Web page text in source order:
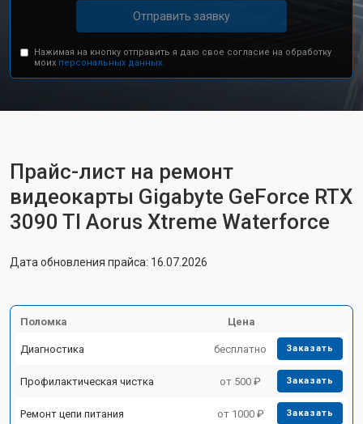
Отправить заявку
Нажимая на кнопку отправить я даю свое согласие на обработку
моих персональных данных.
Прайс-лист на ремонт
видеокарты Gigabyte GeForce RTX
3090 TI Aorus Xtreme Waterforce
Дата обновления прайса: 16.07.2026
Поломка Цена
Диагностика бесплатно Заказать
Профилактическая чистка от 500 ₽ Заказать
Ремонт цепи питания от 1000 ₽ Заказать